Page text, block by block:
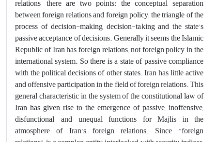
relations, there are two points: the conceptual separation
between foreign relations and foreign policy; the triangle of the
process of decision-making, decision-taking and the state's
passive acceptance of decisions. Generally it seems the Islamic
Republic of Iran has foreign relations, not foreign policy in the
international system. So there is a state of passive compliance
with the political decisions of other states. Iran has little active
and offensive participation in the field of foreign relations. This
general characteristic in the system of the constitutional law of
Iran has given rise to the emergence of passive, inoffensive,
disfunctional, and unequal functions for Majlis in the
atmosphere of Iran's foreign relations. Since "foreign